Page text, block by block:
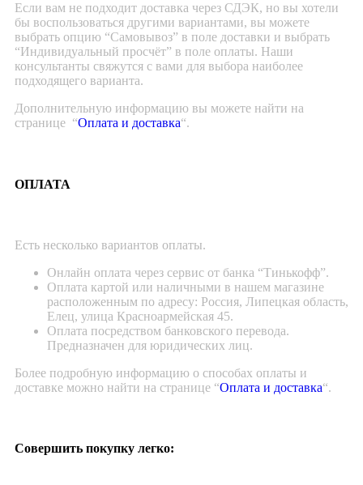
Если вам не подходит доставка через СДЭК, но вы хотели
бы воспользоваться другими вариантами, вы можете
выбрать опцию “Самовывоз” в поле доставки и выбрать
“Индивидуальный просчёт” в поле оплаты. Наши
консультанты свяжутся с вами для выбора наиболее
подходящего варианта.
Дополнительную информацию вы можете найти на
странице “Оплата и доставка“.
ОПЛАТА
Есть несколько вариантов оплаты.
Онлайн оплата через сервис от банка “Тинькофф”.
Оплата картой или наличными в нашем магазине
расположенным по адресу: Россия, Липецкая область,
Елец, улица Красноармейская 45.
Оплата посредством банковского перевода.
Предназначен для юридических лиц.
Более подробную информацию о способах оплаты и
доставке можно найти на странице “Оплата и доставка“.
Совершить покупку легко: